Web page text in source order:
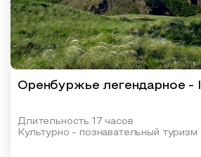
Оренбуржье легендарное - II
Длительность 17 часов
Культурно - познавательный туризм